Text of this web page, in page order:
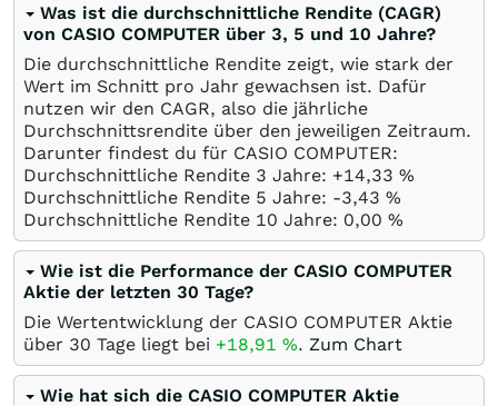
Was ist die durchschnittliche Rendite (CAGR)
von CASIO COMPUTER über 3, 5 und 10 Jahre?
Die durchschnittliche Rendite zeigt, wie stark der
Wert im Schnitt pro Jahr gewachsen ist. Dafür
nutzen wir den CAGR, also die jährliche
Durchschnittsrendite über den jeweiligen Zeitraum.
Darunter findest du für CASIO COMPUTER:
Durchschnittliche Rendite 3 Jahre: +14,33 %
Durchschnittliche Rendite 5 Jahre: -3,43 %
Durchschnittliche Rendite 10 Jahre: 0,00 %
Wie ist die Performance der CASIO COMPUTER
Aktie der letzten 30 Tage?
Die Wertentwicklung der CASIO COMPUTER Aktie
über 30 Tage liegt bei +18,91 %. Zum Chart
Wie hat sich die CASIO COMPUTER Aktie